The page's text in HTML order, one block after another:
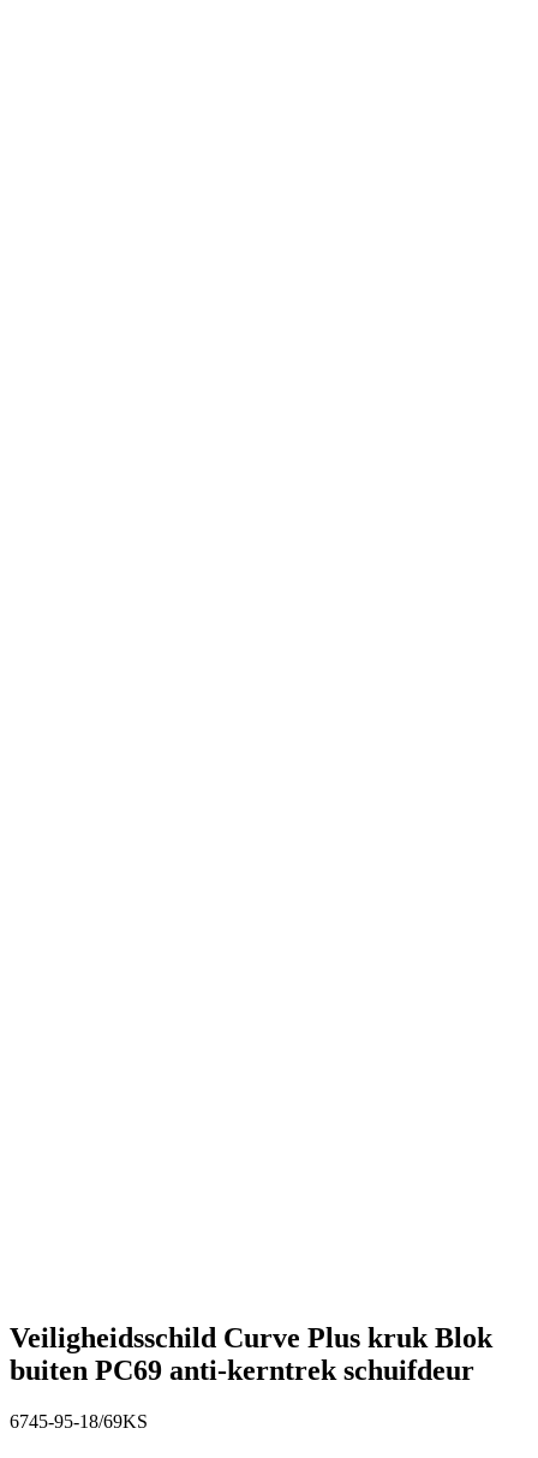
Veiligheidsschild Curve Plus kruk Blok
buiten PC69 anti-kerntrek schuifdeur
6745-95-18/69KS